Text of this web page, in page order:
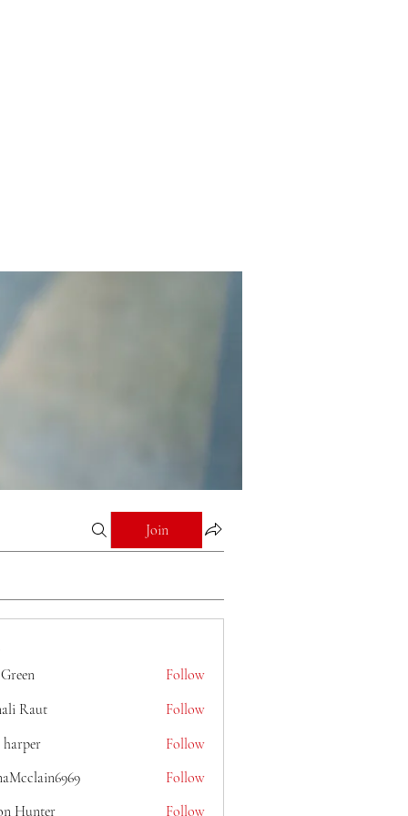
Join
Follow
Raut
Follow
harper
Follow
Follow
Hunter
Follow